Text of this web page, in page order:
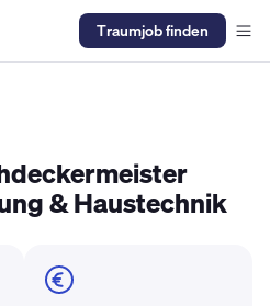
Traumjob finden
& Haustechnik